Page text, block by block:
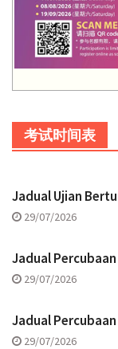
考试时间表
Jadual Ujian
29/07/2026
Jadual Percubaan
29/07/2026
Jadual Percubaan
29/07/2026